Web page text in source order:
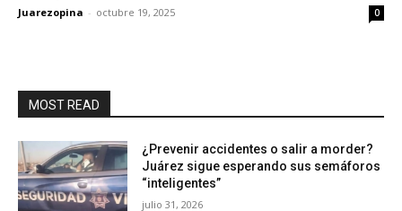
Juarezopina - octubre 19, 2025 0
MOST READ
¿Prevenir accidentes o salir a morder?
Juárez sigue esperando sus semáforos
“inteligentes”
julio 31, 2026